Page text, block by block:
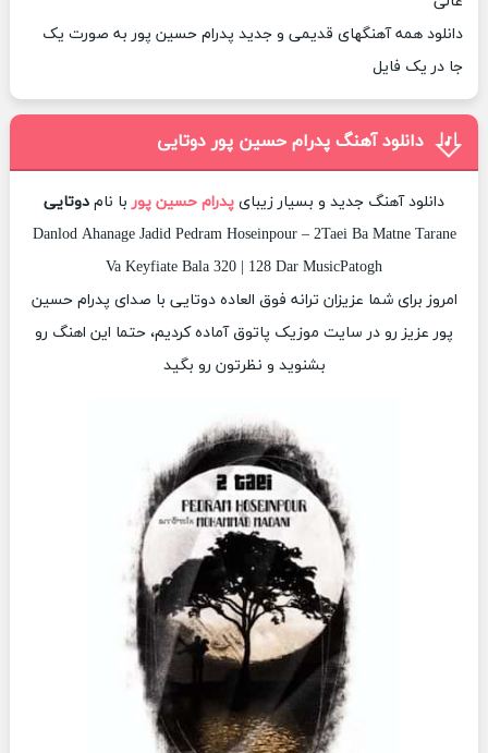
دانلود همه آهنگهای قدیمی و جدید پدرام حسین پور به صورت یک
جا در یک فایل
دانلود آهنگ پدرام حسین پور دوتایی
دانلود آهنگ جدید و بسیار زیبای پدرام حسین پور با نام دوتایی
Danlod Ahanage Jadid Pedram Hoseinpour – 2Taei Ba Matne Tarane
Va Keyfiate Bala 320 | 128 Dar MusicPatogh
امروز برای شما عزیزان ترانه فوق العاده دوتایی با صدای پدرام حسین
پور عزیز رو در سایت موزیک پاتوق آماده کردیم، حتما این اهنگ رو
بشنوید و نظرتون رو بگید